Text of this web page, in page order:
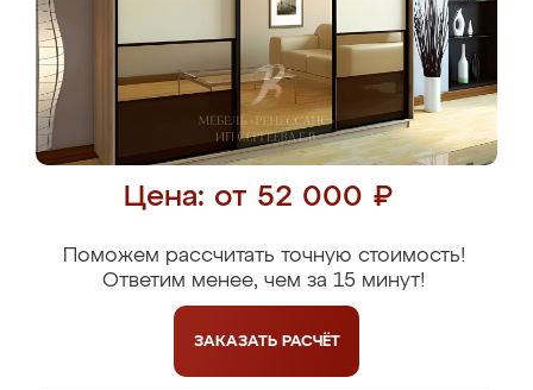
Цена: от 52 000 ₽
Поможем рассчитать точную стоимость!
Ответим менее, чем за 15 минут!
ЗАКАЗАТЬ РАСЧЁТ